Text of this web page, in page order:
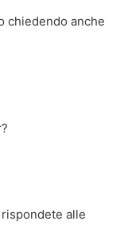
chiedendo anche
alle